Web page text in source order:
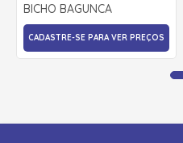
BICHO BAGUNCA
CADASTRE-SE PARA VER PREÇOS